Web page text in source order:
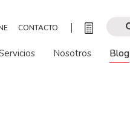
CONTACTO
Nosotros Blog